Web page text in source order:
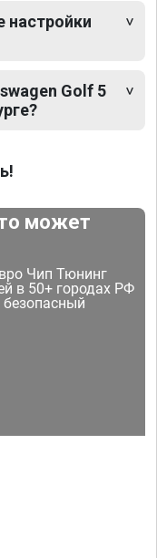
настройки
Golf 5
может
Чип Тюнинг
в 50+ городах РФ